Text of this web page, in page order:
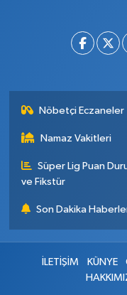
Nöbetçi Eczaneler
Namaz Vakitleri
Süper Lig Puan
ve Fikstür
Son Dakika
İLETİŞİM KÜNYE